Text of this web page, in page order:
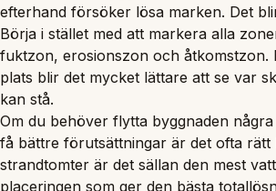
efterhand försöker lösa marken. Det
Börja i stället med att markera alla
fuktzon, erosionszon och åtkomstzon.
plats blir det mycket lättare att se var
kan stå.
Om du behöver flytta byggnaden
få bättre förutsättningar är det ofta rätt
strandtomter är det sällan den mest
placeringen som ger den bästa